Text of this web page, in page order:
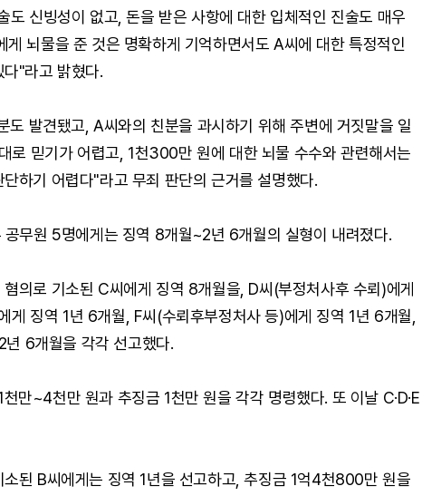
도 신빙성이 없고, 돈을 받은 사항에 대한 입체적인 진술도 매우
뇌물을 준 것은 명확하게 기억하면서도 A씨에 대한 특정적인
"라고 밝혔다.
도 발견됐고, A씨와의 친분을 과시하기 위해 주변에 거짓말을 일
로 믿기가 어렵고, 1천300만 원에 대한 뇌물 수수와 관련해서는
하기 어렵다"라고 무죄 판단의 근거를 설명했다.
무원 5명에게는 징역 8개월~2년 6개월의 실형이 내려졌다.
의로 기소된 C씨에게 징역 8개월을, D씨(부정처사후 수뢰)에게
게 징역 1년 6개월, F씨(수뢰후부정처사 등)에게 징역 1년 6개월,
6개월을 각각 선고했다.
천만~4천만 원과 추징금 1천만 원을 각각 명령했다. 또 이날 C·D·E
된 B씨에게는 징역 1년을 선고하고, 추징금 1억4천800만 원을